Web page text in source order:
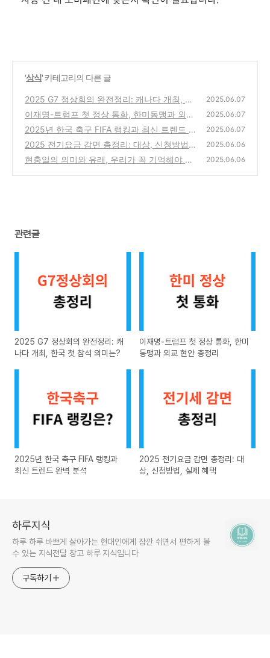
'상식' 카테고리의 다른 글
2025 G7 정상회의 완전정리: 캐나다 개최, 한
국 첫 참석 의미는?
(7)
2025.06.07
이재명-트럼프 첫 정상 통화, 한미동맹과 외교
현안 총정리
(1)
2025.06.07
2025년 한국 축구 FIFA 랭킹과 최신 트렌드 완
벽 분석
(0)
2025.06.07
2025 전기요금 감면 총정리: 대상, 신청방법,
실제 혜택
(5)
2025.06.06
현충일의 의미와 유래, 우리가 꼭 기억해야 할
2025.06.06
관련글
2025 G7 정상회의 완전정리: 캐
나다 개최, 한국 첫 참석 의미는?
이재명-트럼프 첫 정상 통화, 한미
동맹과 외교 현안 총정리
2025년 한국 축구 FIFA 랭킹과
최신 트렌드 완벽 분석
2025 전기요금 감면 총정리: 대
상, 신청방법, 실제 혜택
하루지식
하루 하루 바쁘게 살아가는 현대인에게 잠깐 쉬면서 편하게 볼
수 있는 지식전달 창고 하루 지식입니다
구독하기